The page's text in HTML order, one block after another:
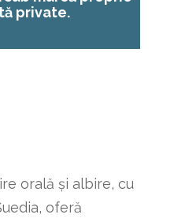
private.
orală și albire, cu
oferă